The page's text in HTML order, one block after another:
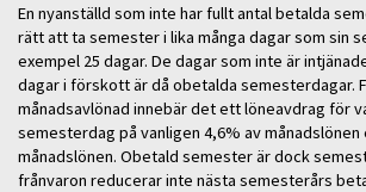
En nyanställd som inte har fullt antal betalda
rätt att ta semester i lika många dagar som sin
exempel 25 dagar. De dagar som inte är
dagar i förskott är då obetalda semesterdagar.
månadsavlönad innebär det ett löneavdrag för
semesterdag på vanligen 4,6% av månadslönen
månadslönen. Obetald semester är dock
frånvaron reducerar inte nästa semesterårs